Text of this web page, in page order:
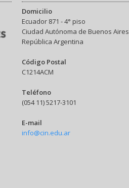
Domicilio
Ecuador 871 - 4° piso
Ciudad Autónoma de Buenos Aires
República Argentina
Código Postal
C1214ACM
Teléfono
(054 11) 5217-3101
E-mail
info@cin.edu.ar